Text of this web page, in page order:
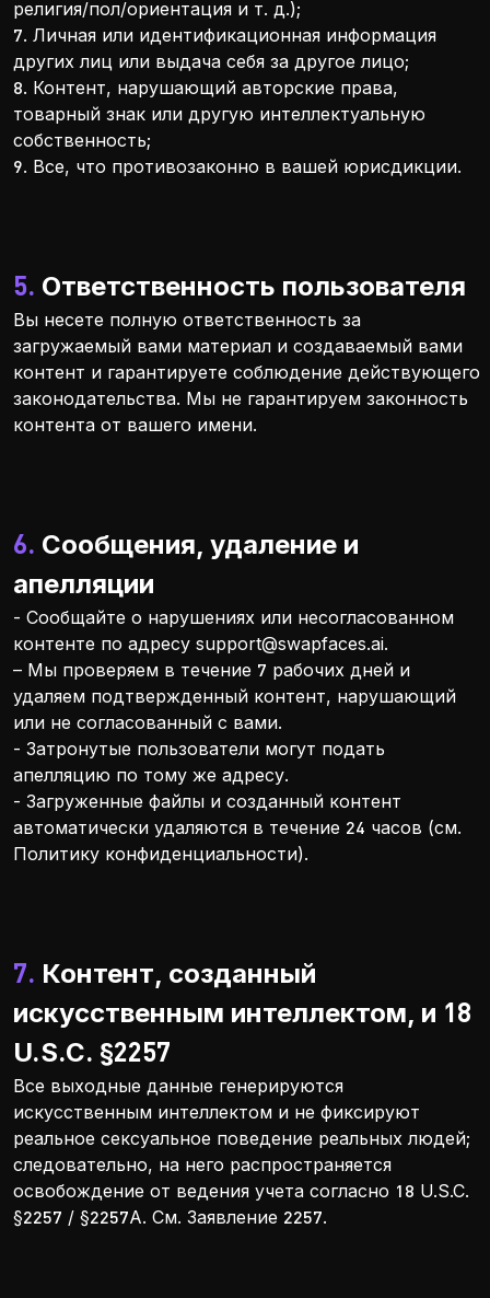
религия/пол/ориентация и т. д.);
7. Личная или идентификационная информация
других лиц или выдача себя за другое лицо;
8. Контент, нарушающий авторские права,
товарный знак или другую интеллектуальную
собственность;
9. Все, что противозаконно в вашей юрисдикции.
5. Ответственность пользователя
Вы несете полную ответственность за
загружаемый вами материал и создаваемый вами
контент и гарантируете соблюдение действующего
законодательства. Мы не гарантируем законность
контента от вашего имени.
6. Сообщения, удаление и
апелляции
- Сообщайте о нарушениях или несогласованном
контенте по адресу support@swapfaces.ai.
– Мы проверяем в течение 7 рабочих дней и
удаляем подтвержденный контент, нарушающий
или не согласованный с вами.
- Затронутые пользователи могут подать
апелляцию по тому же адресу.
- Загруженные файлы и созданный контент
автоматически удаляются в течение 24 часов (см.
Политику конфиденциальности).
7. Контент, созданный
искусственным интеллектом, и 18
U.S.C. §2257
Все выходные данные генерируются
искусственным интеллектом и не фиксируют
реальное сексуальное поведение реальных людей;
следовательно, на него распространяется
освобождение от ведения учета согласно 18 U.S.C.
§2257 / §2257А. См. Заявление 2257.